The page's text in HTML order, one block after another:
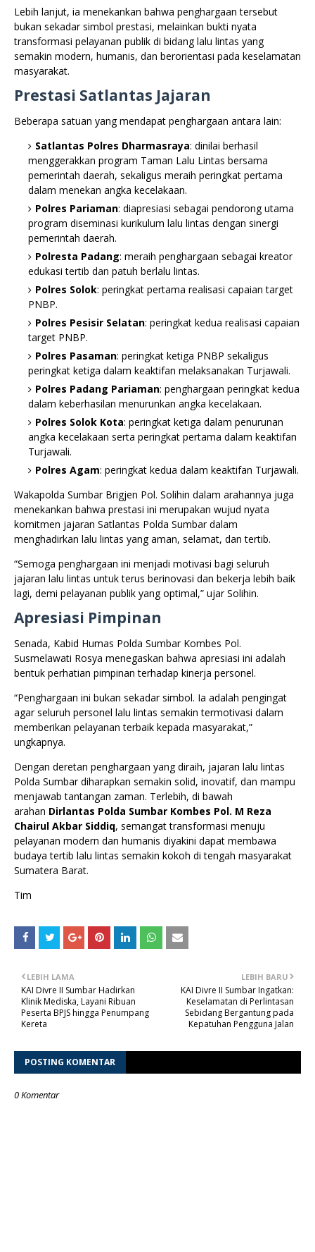
Lebih lanjut, ia menekankan bahwa penghargaan tersebut
bukan sekadar simbol prestasi, melainkan bukti nyata
transformasi pelayanan publik di bidang lalu lintas yang
semakin modern, humanis, dan berorientasi pada keselamatan
masyarakat.
Prestasi Satlantas Jajaran
Beberapa satuan yang mendapat penghargaan antara lain:
Satlantas Polres Dharmasraya: dinilai berhasil
menggerakkan program Taman Lalu Lintas bersama
pemerintah daerah, sekaligus meraih peringkat pertama
dalam menekan angka kecelakaan.
Polres Pariaman: diapresiasi sebagai pendorong utama
program diseminasi kurikulum lalu lintas dengan sinergi
pemerintah daerah.
Polresta Padang: meraih penghargaan sebagai kreator
edukasi tertib dan patuh berlalu lintas.
Polres Solok: peringkat pertama realisasi capaian target
PNBP.
Polres Pesisir Selatan: peringkat kedua realisasi capaian
target PNBP.
Polres Pasaman: peringkat ketiga PNBP sekaligus
peringkat ketiga dalam keaktifan melaksanakan Turjawali.
Polres Padang Pariaman: penghargaan peringkat kedua
dalam keberhasilan menurunkan angka kecelakaan.
Polres Solok Kota: peringkat ketiga dalam penurunan
angka kecelakaan serta peringkat pertama dalam keaktifan
Turjawali.
Polres Agam: peringkat kedua dalam keaktifan Turjawali.
Wakapolda Sumbar Brigjen Pol. Solihin dalam arahannya juga
menekankan bahwa prestasi ini merupakan wujud nyata
komitmen jajaran Satlantas Polda Sumbar dalam
menghadirkan lalu lintas yang aman, selamat, dan tertib.
“Semoga penghargaan ini menjadi motivasi bagi seluruh
jajaran lalu lintas untuk terus berinovasi dan bekerja lebih baik
lagi, demi pelayanan publik yang optimal,” ujar Solihin.
Apresiasi Pimpinan
Senada, Kabid Humas Polda Sumbar Kombes Pol.
Susmelawati Rosya menegaskan bahwa apresiasi ini adalah
bentuk perhatian pimpinan terhadap kinerja personel.
“Penghargaan ini bukan sekadar simbol. Ia adalah pengingat
agar seluruh personel lalu lintas semakin termotivasi dalam
memberikan pelayanan terbaik kepada masyarakat,”
ungkapnya.
Dengan deretan penghargaan yang diraih, jajaran lalu lintas
Polda Sumbar diharapkan semakin solid, inovatif, dan mampu
menjawab tantangan zaman. Terlebih, di bawah
arahan Dirlantas Polda Sumbar Kombes Pol. M Reza
Chairul Akbar Siddiq, semangat transformasi menuju
pelayanan modern dan humanis diyakini dapat membawa
budaya tertib lalu lintas semakin kokoh di tengah masyarakat
Sumatera Barat.
Tim
LEBIH BARU
KAI Divre II Sumbar Ingatkan:
Keselamatan di Perlintasan
Sebidang Bergantung pada
Kepatuhan Pengguna Jalan
LEBIH LAMA
KAI Divre II Sumbar Hadirkan
Klinik Mediska, Layani Ribuan
Peserta BPJS hingga Penumpang
Kereta
POSTING KOMENTAR
0 Komentar